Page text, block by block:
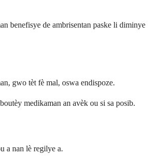
benefisye de ambrisentan paske li diminye
gwo tèt fè mal, oswa endispoze.
medikaman an avèk ou si sa posib.
a nan lè regilye a.